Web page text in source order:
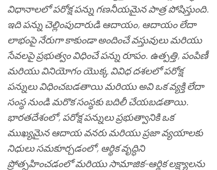
విధానాలలో పరోక్ష పన్ను గణనీయమైన పాత్ర పోషిస్తుంది.
ఇది పన్ను చెల్లింపుదారుడి ఆదాయం, ఆదాయం లేదా
లాభంపై నేరుగా కాకుండా అందించే వస్తువులు మరియు
సేవలపై ప్రభుత్వం విధించే పన్ను రూపం. ఉత్పత్తి, పంపిణీ
మరియు వినియోగం యొక్క వివిధ దశలలో పరోక్ష
పన్నులు విధించబడతాయి మరియు అవి ఒక వ్యక్తి లేదా
సంస్థ నుండి మరొక సంస్థకు బదిలీ చేయబడతాయి.
భారతదేశంలో, పరోక్ష పన్నులు ప్రభుత్వానికి ఒక
ముఖ్యమైన ఆదాయ వనరు మరియు ప్రజా వ్యయాలకు
నిధులు సమకూర్చడంలో, ఆర్థిక వృద్ధిని
ప్రోత్సహించడంలో మరియు సామాజిక-ఆర్థిక లక్ష్యాలను